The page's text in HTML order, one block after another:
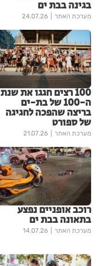
בגינה בבת ים
מערכת האתר 24.07.26
100 רצים חגגו את שנת
ה-100 של בת-ים
בריצה שהפכה לחגיגה
של ספורט
מערכת האתר 21.07.26
רוכב אופניים נפצע
בתאונה בבת ים
מערכת האתר 14.07.26